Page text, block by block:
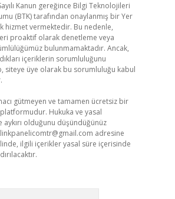
Kanun gereğince Bilgi Teknolojileri
(BTK) tarafından onaylanmış bir Yer
hizmet vermektedir. Bu nedenle,
proaktif olarak denetleme veya
bulunmamaktadır. Ancak,
içeriklerin sorumluluğunu
siteye üye olarak bu sorumluluğu kabul
gütmeyen ve tamamen ücretsiz bir
Hukuka ve yasal
aykırı olduğunu düşündüğünüz
adresine
ilgili içerikler yasal süre içerisinde